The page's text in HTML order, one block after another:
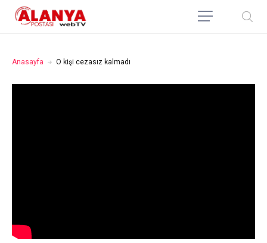
Anasayfa O kişi cezasız kalmadı